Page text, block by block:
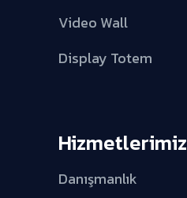
Video Wall
Display Totem
Hizmetlerimiz
Danışmanlık